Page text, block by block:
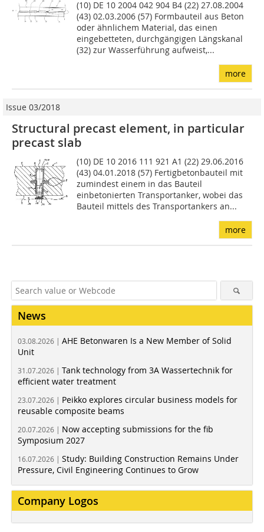
(10) DE 10 2004 042 904 B4 (22) 27.08.2004
(43) 02.03.2006 (57) Formbauteil aus Beton
oder ähnlichem Material, das einen
eingebetteten, durchgängigen Längska­nal
(32) zur Wasserführung aufweist,...
more
Issue 03/2018
Structural precast element, in particular
precast slab
(10) DE 10 2016 111 921 A1 (22) 29.06.2016
(43) 04.01.2018 (57) Fertigbetonbauteil mit
zumindest einem in das Bauteil
einbetonierten Transportanker, wobei das
Bauteil mittels des Transportankers an...
more
News
03.08.2026 | AHE Betonwaren Is a New Member of Solid
Unit
31.07.2026 | Tank technology from 3A Wassertechnik for
efficient water treatment
23.07.2026 | Peikko explores circular business models for
reusable composite beams
20.07.2026 | Now accepting submissions for the fib
Symposium 2027
16.07.2026 | Study: Building Construction Remains Under
Pressure, Civil Engineering Continues to Grow
Company Logos